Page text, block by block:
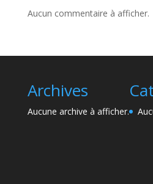
Aucun commentaire à afficher.
Archives
Aucune archive à afficher.